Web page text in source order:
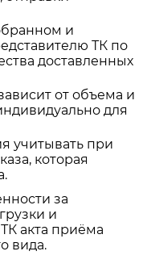
и
ТК по
доставленных
от объема и
для
учитывать при
которая
за
и
акта приёма
вида.